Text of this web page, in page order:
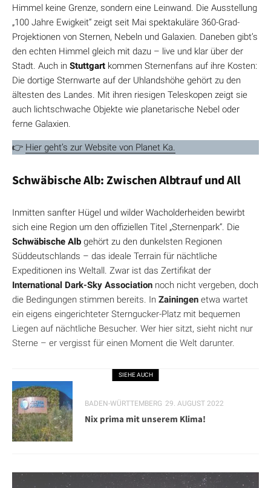
Himmel keine Grenze, sondern eine Leinwand. Die Ausstellung
„100 Jahre Ewigkeit“ zeigt seit Mai spektakuläre 360-Grad-
Projektionen von Sternen, Nebeln und Galaxien. Daneben gibt’s
den echten Himmel gleich mit dazu – live und klar über der
Stadt. Auch in Stuttgart kommen Sternenfans auf ihre Kosten:
Die dortige Sternwarte auf der Uhlandshöhe gehört zu den
ältesten des Landes. Mit ihren riesigen Teleskopen zeigt sie
auch lichtschwache Objekte wie planetarische Nebel oder
ferne Galaxien.
👉 Hier geht’s zur Website von Planet Ka.
Schwäbische Alb: Zwischen Albtrauf und All
Inmitten sanfter Hügel und wilder Wacholderheiden bewirbt
sich eine Region um den offiziellen Titel „Sternenpark“. Die
Schwäbische Alb gehört zu den dunkelsten Regionen
Süddeutschlands – das ideale Terrain für nächtliche
Expeditionen ins Weltall. Zwar ist das Zertifikat der
International Dark-Sky Association noch nicht vergeben, doch
die Bedingungen stimmen bereits. In Zainingen etwa wartet
ein eigens eingerichteter Sterngucker-Platz mit bequemen
Liegen auf nächtliche Besucher. Wer hier sitzt, sieht nicht nur
Sterne – er vergisst für einen Moment die Welt darunter.
SIEHE AUCH
BADEN-WÜRTTEMBERG 29. AUGUST 2022
Nix prima mit unserem Klima!